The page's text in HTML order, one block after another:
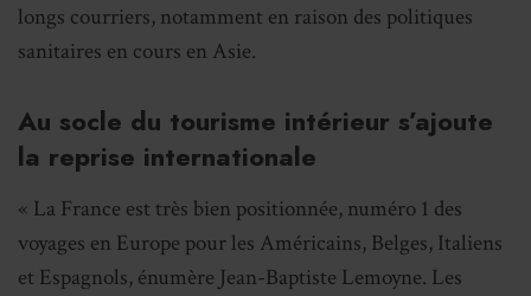
longs courriers, notamment en raison des politiques
sanitaires en cours en Asie.
Au socle du tourisme intérieur s’ajoute
la reprise internationale
« La France est très bien positionnée, numéro 1 des
voyages en Europe pour les Américains, Belges, Italiens
et Espagnols, énumère Jean-Baptiste Lemoyne. Les